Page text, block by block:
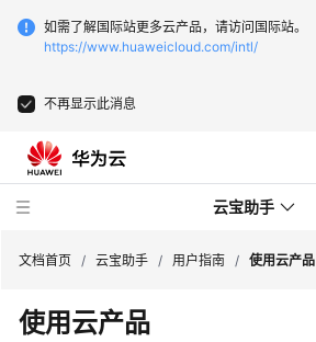
如需了解国际站更多云产品，请访问国际站。
https://www.huaweicloud.com/intl/
不再显示此消息
云宝助手
最
文档首页 / 云宝助手 / 用户指南 / 使用云产品
使用云产品